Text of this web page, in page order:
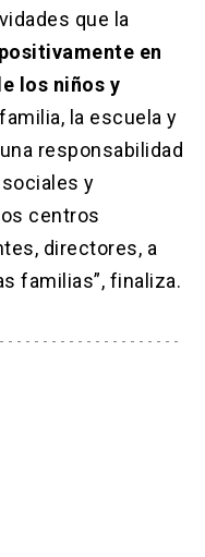
que la
en
los niños y
la escuela y
responsabilidad
y
centros
directores, a
familias”, finaliza.